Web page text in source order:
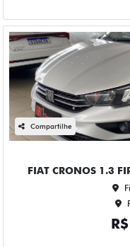
Compartilhe
FIAT CRONOS 1.3